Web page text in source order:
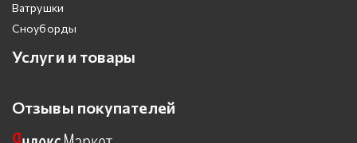
Ватрушки
Сноуборды
Услуги и товары
Отзывы покупателей